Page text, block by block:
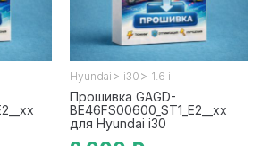
Hyundai > i30 > 1.6 i
Прошивка GAGD-
BE46FS00600_ST1_E2__xx
для Hyundai i30